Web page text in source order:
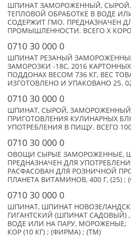
ШПИНАТ ЗАМОРОЖЕННЫЙ, СЫРОЙ.
ТЕПЛОВОЙ ОБРАБОТКЕ В ВОДЕ
СОДЕРЖИТ ГМО. ПРЕДНАЗНАЧЕН
ПРОМЫШЛЕННОСТИ. ВСЕГО X
0710 30 000 0
ШПИНАТ РЕЗАНЫЙ
ЗАМОРОЗКИ -18С, 2016
ПОДДОНАХ ВЕСОМ 736 КГ, ВЕС
ИЗГОТОВЛЕНО И УПАКОВАНО 25.
0710 30 000 0
ШПИНАТ, СЫРОЙ,
ПРИГОТОВЛЕНИЯ КУЛИНАРНЫХ
УПОТРЕБЛЕНИЯ В ПИЩУ. ВСЕГО
0710 30 000 0
ОВОЩИ СЫРЫЕ ЗАМОРОЖЕННЫЕ,
ПРЕДНАЗНАЧЕН ДЛЯ
РАСФАСОВАН ДЛЯ РОЗНИЧНОЙ
ПЛАНЕТА ВИТАМИНОВ, 400 Г, (25) ;
0710 30 000 0
ШПИНАТ, ШПИНАТ
ГИГАНТСКИЙ (ШПИНАТ САДОВЫЙ)
ВОДЕ ИЛИ НА ПАРУ, МОРОЖЕНЫЕ;
КОР (10 КГ) ; (ФИРМА) ; (TM)